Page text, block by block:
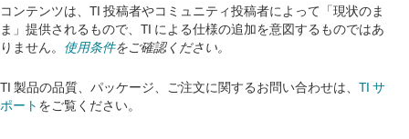
コンテンツは、TI 投稿者やコミュニティ投稿者によって「現状のま
ま」提供されるもので、TI による仕様の追加を意図するものではあ
りません。 使用条件をご確認ください。
TI 製品の品質、パッケージ、ご注文に関するお問い合わせは、 TI サ
ポート をご覧ください。​​​​​​​​​​​​​​